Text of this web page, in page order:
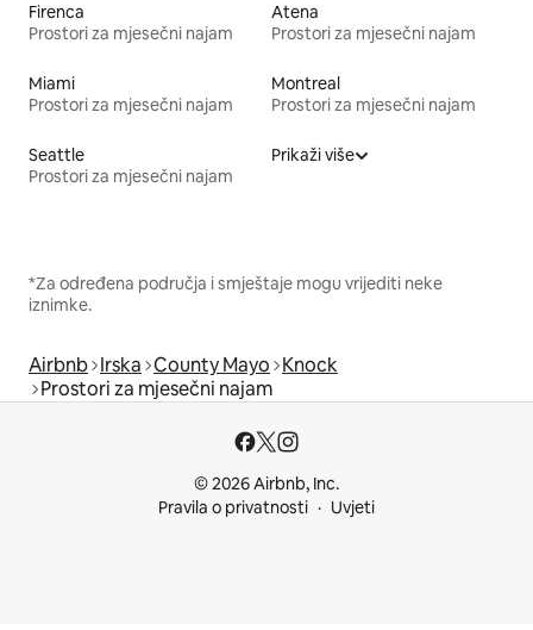
Firenca
Prostori za mjesečni najam
Atena
Prostori za mjesečni najam
Miami
Prostori za mjesečni najam
Montreal
Prostori za mjesečni najam
Seattle
Prostori za mjesečni najam
Prikaži više
*Za određena područja i smještaje mogu vrijediti neke
iznimke.
Airbnb Irska County Mayo Knock
Prostori za mjesečni najam
© 2026 Airbnb, Inc.
Pravila o privatnosti
Uvjeti